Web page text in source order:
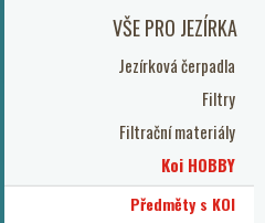
VŠE PRO JEZÍRKA
Jezírková čerpadla
Filtry
Filtrační materiály
Koi HOBBY
Předměty s KOI